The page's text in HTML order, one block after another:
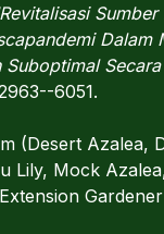
Sumber
Dalam
Suboptimal Secara
6051.
(Desert Azalea,
Lily, Mock